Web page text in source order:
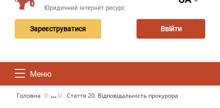
Зареєструватися Ввійти
Меню
Головна ... Стаття 20. Відповідальність прокурора